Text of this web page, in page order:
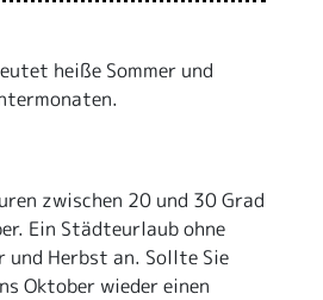
heiße Sommer und
zwischen 20 und 30 Grad
Ein Städteurlaub ohne
Herbst an. Sollte Sie
Oktober wieder einen